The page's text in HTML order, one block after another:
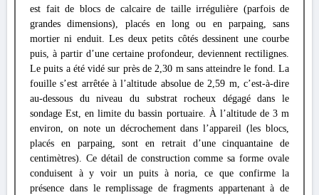
est fait de blocs de calcaire de taille irrégulière (parfois de
grandes dimensions), placés en long ou en parpaing, sans
mortier ni enduit. Les deux petits côtés dessinent une courbe
puis, à partir d’une certaine profondeur, deviennent rectilignes.
Le puits a été vidé sur près de 2,30 m sans atteindre le fond. La
fouille s’est arrêtée à l’altitude absolue de 2,59 m, c’est-à-dire
au-dessous du niveau du substrat rocheux dégagé dans le
sondage Est, en limite du bassin portuaire. À l’altitude de 3 m
environ, on note un décrochement dans l’appareil (les blocs,
placés en parpaing, sont en retrait d’une cinquantaine de
centimètres). Ce détail de construction comme sa forme ovale
conduisent à y voir un puits à noria, ce que confirme la
présence dans le remplissage de fragments appartenant à de